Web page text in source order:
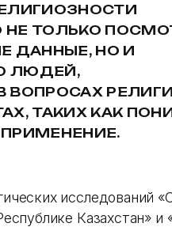
ТОЛЬКО
ДАННЫЕ, НО И
ЛЮДЕЙ,
ВОПРОСАХ
ТАКИХ КАК
исследований
Казахстан» и